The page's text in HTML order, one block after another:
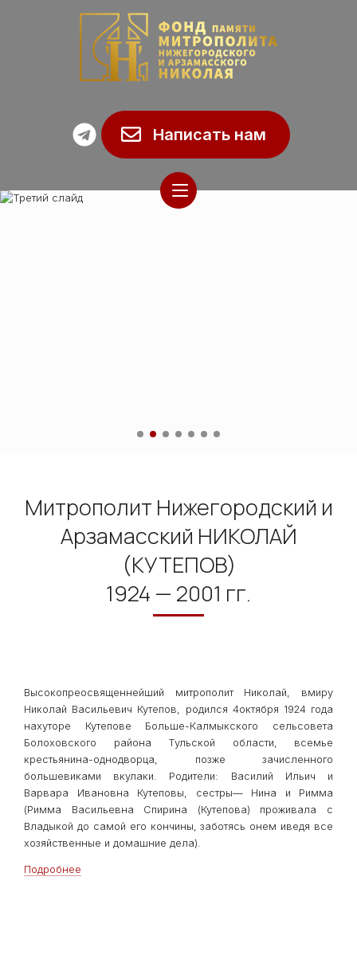
Написать нам
Митрополит Нижегородский и
Арзамасский НИКОЛАЙ
(КУТЕПОВ)
1924 — 2001 гг.
Высокопреосвященнейший митрополит Николай, вмиру
Николай Васильевич Кутепов, родился 4октября 1924 года
нахуторе Кутепове Больше-Калмыкского сельсовета
Болоховского района Тульской области, всемье
крестьянина-однодворца, позже зачисленного
большевиками вкулаки. Родители: Василий Ильич и
Варвара Ивановна Кутеповы, сестры— Нина и Римма
(Римма Васильевна Спирина (Кутепова) проживала с
Владыкой до самой его кончины, заботясь онем иведя все
хозяйственные и домашние дела).
Подробнее